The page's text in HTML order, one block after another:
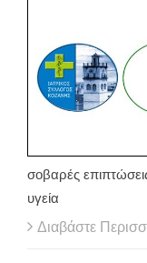
σοβαρές
υγεία
Διαβάστε